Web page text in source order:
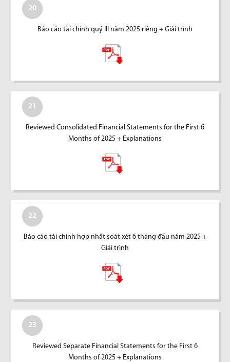
20
Báo cáo tài chính quý III năm 2025 riêng + Giải trình
21
Reviewed Consolidated Financial Statements for the First 6
Months of 2025 + Explanations
22
Báo cáo tài chính hợp nhất soát xét 6 tháng đầu năm 2025 +
Giải trình
23
Reviewed Separate Financial Statements for the First 6
Months of 2025 + Explanations